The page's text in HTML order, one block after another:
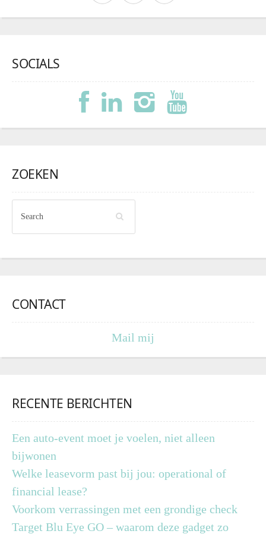
SOCIALS
ZOEKEN
CONTACT
Mail mij
RECENTE BERICHTEN
Een auto-event moet je voelen, niet alleen
bijwonen
Welke leasevorm past bij jou: operational of
financial lease?
Voorkom verrassingen met een grondige check
Target Blu Eye GO – waarom deze gadget zo